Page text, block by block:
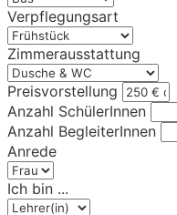
Verpflegungsart
Zimmerausstattung
Preisvorstellung
Anzahl SchülerInnen
Anzahl BegleiterInnen
Anrede
Ich bin ...